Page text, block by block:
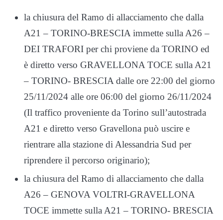
la chiusura del Ramo di allacciamento che dalla
A21 – TORINO-BRESCIA immette sulla A26 –
DEI TRAFORI per chi proviene da TORINO ed
è diretto verso GRAVELLONA TOCE sulla A21
– TORINO- BRESCIA dalle ore 22:00 del giorno
25/11/2024 alle ore 06:00 del giorno 26/11/2024
(Il traffico proveniente da Torino sull’autostrada
A21 e diretto verso Gravellona può uscire e
rientrare alla stazione di Alessandria Sud per
riprendere il percorso originario);
la chiusura del Ramo di allacciamento che dalla
A26 – GENOVA VOLTRI-GRAVELLONA
TOCE immette sulla A21 – TORINO- BRESCIA